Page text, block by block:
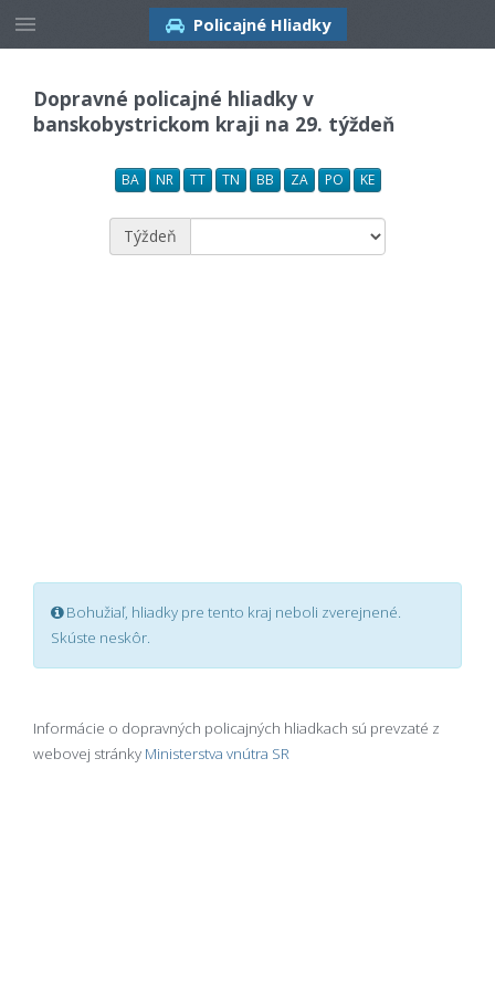
Dopravné policajné hliadky v
banskobystrickom kraji na 29. týždeň
BA NR TT TN BB ZA PO KE
Týždeň
Bohužiaľ, hliadky pre tento kraj neboli zverejnené.
Skúste neskôr.
Informácie o dopravných policajných hliadkach sú prevzaté z
webovej stránky Ministerstva vnútra SR
Policajné Hliadky